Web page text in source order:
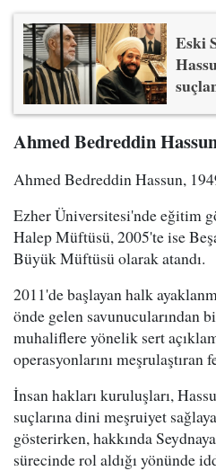
Eski
Ahmed Bedreddin
Ahmed Bedreddin Hassun,
Ezher Üniversitesi'nde eğitim
Halep Müftüsü, 2005'te ise
Büyük Müftüsü olarak atandı.
2011'de başlayan halk
önde gelen savunucularından
muhaliflere yönelik sert
operasyonlarını meşrulaştıran
İnsan hakları kuruluşları,
suçlarına dini meşruiyet
gösterirken, hakkında
sürecinde rol aldığı yönünde